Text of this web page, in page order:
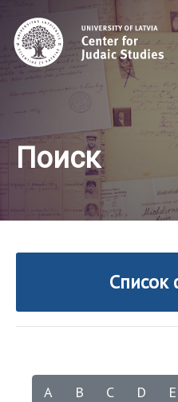
Поиск
Список
A B C D E